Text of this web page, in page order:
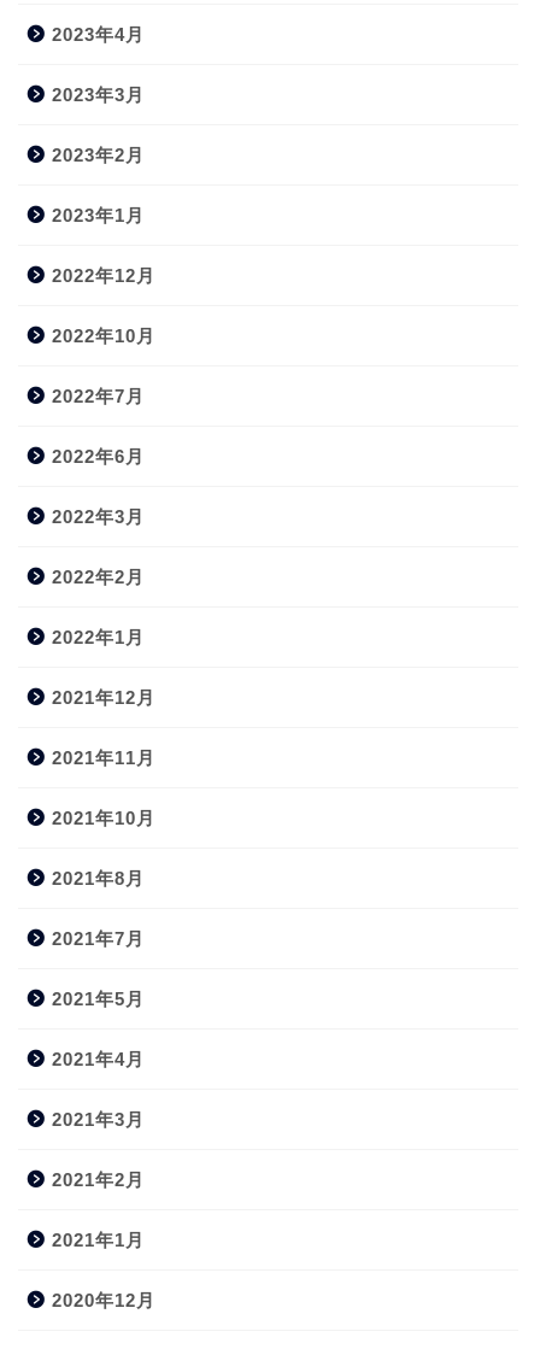
2023年4月
2023年3月
2023年2月
2023年1月
2022年12月
2022年10月
2022年7月
2022年6月
2022年3月
2022年2月
2022年1月
2021年12月
2021年11月
2021年10月
2021年8月
2021年7月
2021年5月
2021年4月
2021年3月
2021年2月
2021年1月
2020年12月